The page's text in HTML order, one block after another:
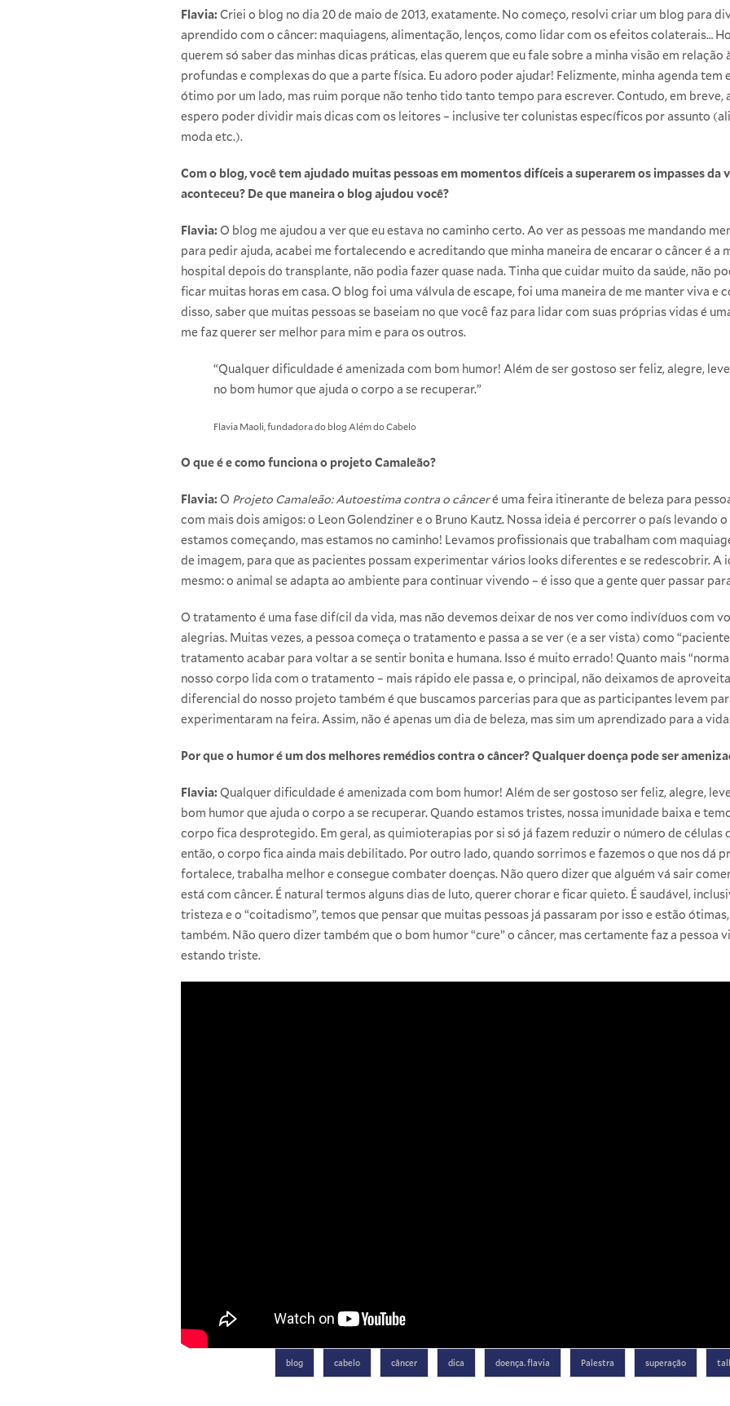
Flavia: Criei o blog no dia 20 de maio de 2013, exatamente. No começo, resolvi criar um blog para
aprendido com o câncer: maquiagens, alimentação, lenços, como lidar com os efeitos colaterais…
querem só saber das minhas dicas práticas, elas querem que eu fale sobre a minha visão em relação
profundas e complexas do que a parte física. Eu adoro poder ajudar! Felizmente, minha agenda tem
ótimo por um lado, mas ruim porque não tenho tido tanto tempo para escrever. Contudo, em breve,
espero poder dividir mais dicas com os leitores – inclusive ter colunistas específicos por assunto
moda etc.).
Com o blog, você tem ajudado muitas pessoas em momentos difíceis a superarem os impasses da
aconteceu? De que maneira o blog ajudou você?
Flavia: O blog me ajudou a ver que eu estava no caminho certo. Ao ver as pessoas me mandando
para pedir ajuda, acabei me fortalecendo e acreditando que minha maneira de encarar o câncer é a
hospital depois do transplante, não podia fazer quase nada. Tinha que cuidar muito da saúde, não
ficar muitas horas em casa. O blog foi uma válvula de escape, foi uma maneira de me manter viva e
disso, saber que muitas pessoas se baseiam no que você faz para lidar com suas próprias vidas é
me faz querer ser melhor para mim e para os outros.
“Qualquer dificuldade é amenizada com bom humor! Além de ser gostoso ser feliz, alegre,
no bom humor que ajuda o corpo a se recuperar.”
Flavia Maoli, fundadora do blog Além do Cabelo
O que é e como funciona o projeto Camaleão?
Flavia: O Projeto Camaleão: Autoestima contra o cânceré uma feira itinerante de beleza para
com mais dois amigos: o Leon Golendziner e o Bruno Kautz. Nossa ideia é percorrer o país levando
estamos começando, mas estamos no caminho! Levamos profissionais que trabalham com
de imagem, para que as pacientes possam experimentar vários looks diferentes e se redescobrir. A
mesmo: o animal se adapta ao ambiente para continuar vivendo – é isso que a gente quer passar
O tratamento é uma fase difícil da vida, mas não devemos deixar de nos ver como indivíduos com
alegrias. Muitas vezes, a pessoa começa o tratamento e passa a se ver (e a ser vista) como
tratamento acabar para voltar a se sentir bonita e humana. Isso é muito errado! Quanto mais
nosso corpo lida com o tratamento – mais rápido ele passa e, o principal, não deixamos de
diferencial do nosso projeto também é que buscamos parcerias para que as participantes levem
experimentaram na feira. Assim, não é apenas um dia de beleza, mas sim um aprendizado para a
Por que o humor é um dos melhores remédios contra o câncer? Qualquer doença pode ser
Flavia: Qualquer dificuldade é amenizada com bom humor! Além de ser gostoso ser feliz, alegre,
bom humor que ajuda o corpo a se recuperar. Quando estamos tristes, nossa imunidade baixa e
corpo fica desprotegido. Em geral, as quimioterapias por si só já fazem reduzir o número de células
então, o corpo fica ainda mais debilitado. Por outro lado, quando sorrimos e fazemos o que nos dá
fortalece, trabalha melhor e consegue combater doenças. Não quero dizer que alguém vá sair
está com câncer. É natural termos alguns dias de luto, querer chorar e ficar quieto. É saudável,
tristeza e o “coitadismo”, temos que pensar que muitas pessoas já passaram por isso e estão
também. Não quero dizer também que o bom humor “cure” o câncer, mas certamente faz a pessoa
estando triste.
blog cabelo câncer dica doença. flavia Palestra superação